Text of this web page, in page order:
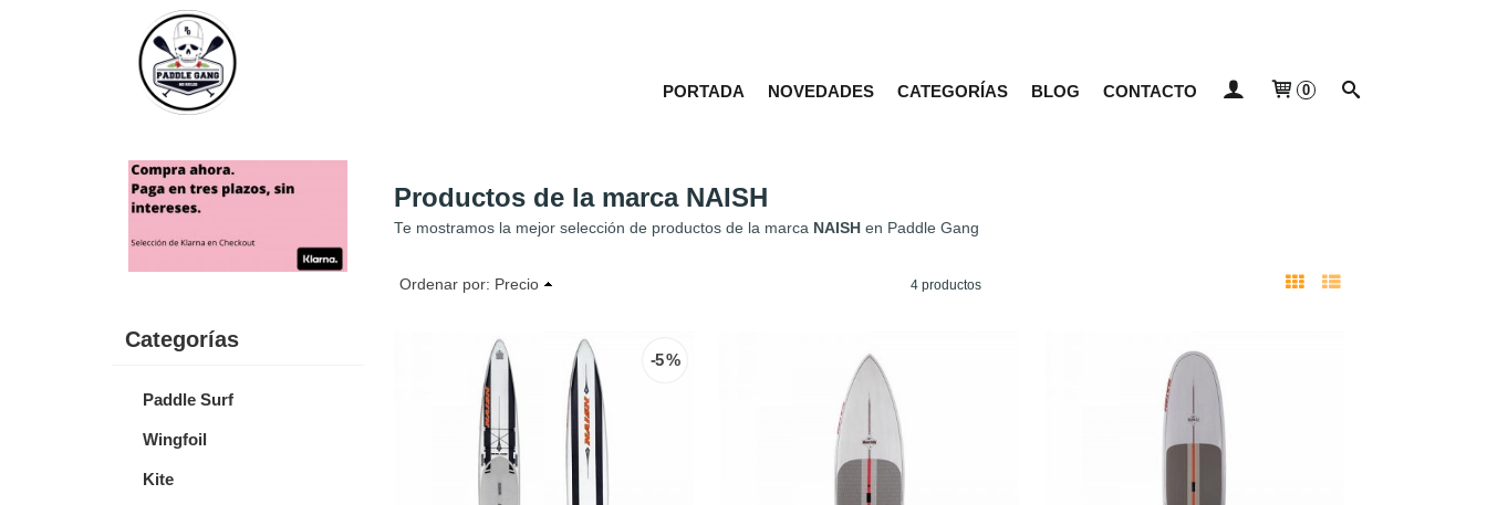
PORTADA NOVEDADES CATEGORÍAS BLOG CONTACTO 0
Categorías
Paddle Surf
Wingfoil
Kite
Productos de la marca NAISH
Te mostramos la mejor selección de productos de la marca NAISH en Paddle Gang
Ordenar por: Precio 4 productos
-5 %